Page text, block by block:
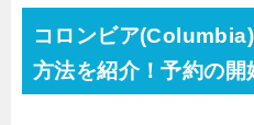
コロンビア
方法を紹介！予約の開